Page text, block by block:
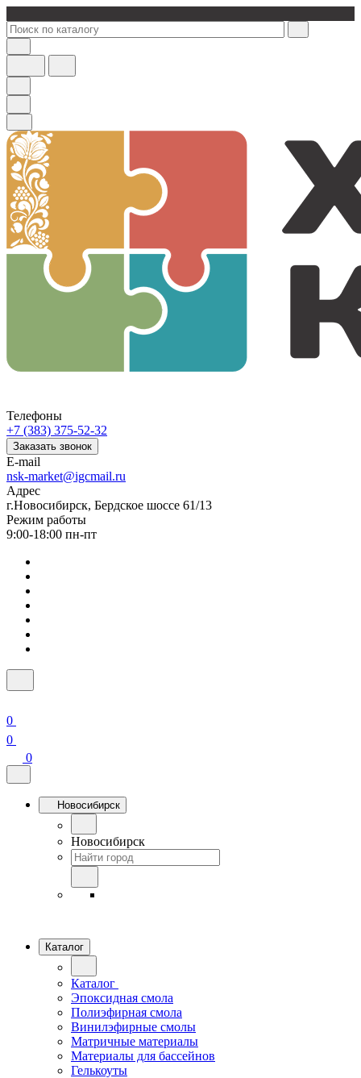
Телефоны
+7 (383) 375-52-32
Заказать звонок
E-mail
nsk-market@igcmail.ru
Адрес
г.Новосибирск, Бердское шоссе 61/13
Режим работы
9:00-18:00 пн-пт
0
0
0
Новосибирск
Новосибирск
Каталог
Каталог
Эпоксидная смола
Полиэфирная смола
Винилэфирные смолы
Матричные материалы
Материалы для бассейнов
Гелькоуты